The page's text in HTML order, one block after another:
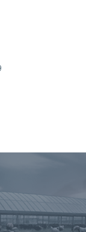
ระมาณ ปี พ.ศ. 2569
รายจ่ายงบดำเนิน ค่า